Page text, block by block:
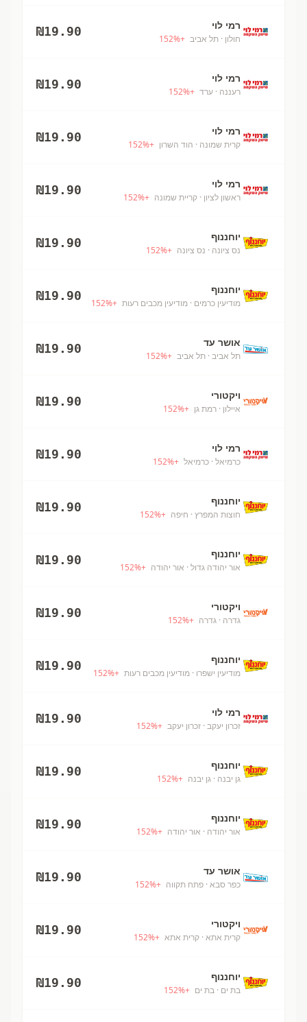
רמי לוי
חולון · תל אביב +
152%
₪19.90
רמי לוי
רעננה · ערד +
152%
₪19.90
רמי לוי
קרית שמונה · הוד השרון +
152%
₪19.90
רמי לוי
ראשון לציון · קריית שמונה +
152%
₪19.90
יוחננוף
נס ציונה · נס ציונה +
152%
₪19.90
יוחננוף
מודיעין כרמים · מודיעין מכבים רעות +
152%
₪19.90
אושר עד
תל אביב · תל אביב +
152%
₪19.90
ויקטורי
איילון · רמת גן +
152%
₪19.90
רמי לוי
כרמיאל · כרמיאל +
152%
₪19.90
יוחננוף
חוצות המפרץ · חיפה +
152%
₪19.90
יוחננוף
אור יהודה גדול · אור יהודה +
152%
₪19.90
ויקטורי
גדרה · גדרה +
152%
₪19.90
יוחננוף
מודיעין ישפרו · מודיעין מכבים רעות +
152%
₪19.90
רמי לוי
זכרון יעקב · זכרון יעקב +
152%
₪19.90
יוחננוף
גן יבנה · גן יבנה +
152%
₪19.90
יוחננוף
אור יהודה · אור יהודה +
152%
₪19.90
אושר עד
כפר סבא · פתח תקווה +
152%
₪19.90
ויקטורי
קרית אתא · קרית אתא +
152%
₪19.90
יוחננוף
בת ים · בת ים +
152%
₪19.90